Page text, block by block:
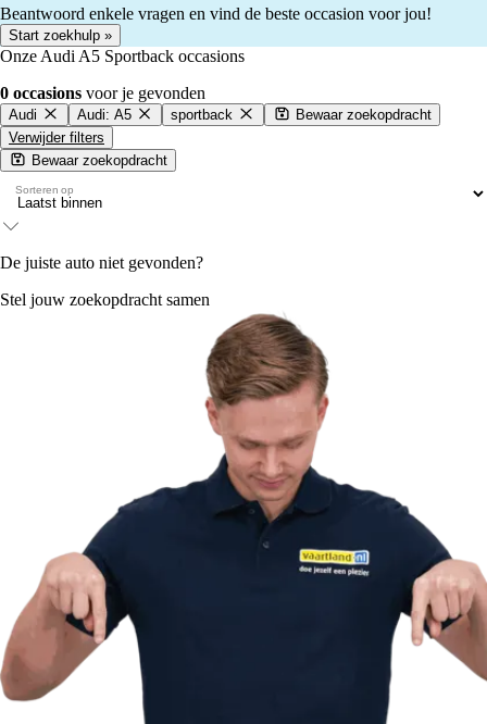
Beantwoord enkele vragen en vind de beste occasion voor jou!
Start zoekhulp »
Onze Audi A5 Sportback occasions
0 occasions voor je gevonden
Audi Audi: A5 sportback
Bewaar zoekopdracht
Verwijder filters
Bewaar zoekopdracht
Sorteren op
De juiste auto niet gevonden?
Stel jouw zoekopdracht samen